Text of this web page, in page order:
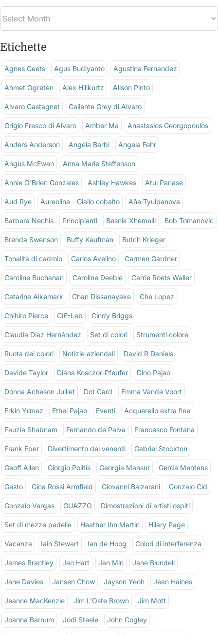
Etichette
Agnes Geets Agus Budiyanto Agustina Fernandez
Ahmet Ogreten Alex Hillkurtz Alison Pinto
Alvaro Castagnet Caliente Grey di Alvaro
Grigio Fresco di Alvaro Amber Ma Anastasios Georgopoulos
Anders Anderson Angela Barbi Angela Fehr
Angus McEwan Anna Marie Steffenson
Annie O'Brien Gonzales Ashley Hawkes Atul Panase
Aud Rye Aureolina - Giallo cobalto Aña Tyulpanova
Barbara Nechis Principianti Besnik Xhemaili Bob Tomanovic
Brenda Swenson Buffy Kaufman Butch Krieger
Tonalità di cadmio Carlos Avelino Carmen Gardner
Caroline Buchanan Caroline Deeble Carrie Roets Waller
Catarina Alkemark Chan Dissanayake Che Lopez
Chihiro Pierce CIE-Lab Cindy Briggs
Claudia Díaz Hernández Set di colori Strumenti colore
Ruota dei colori Notizie aziendali David R Daniels
Davide Taylor Diana Kosczor-Pfeufer Dino Pajao
Donna Acheson Juillet Dot Card Emma Vande Voort
Erkin Yılmaz Ethel Pajao Eventi Acquerello extra fine
Fauzia Shabnam Fernando de Paiva Francesco Fontana
Frank Eber Divertimento del venerdì Gabriel Stockton
Geoff Allen Giorgio Politis Georgia Mansur Gerda Mentens
Gesto Gina Rossi Armfield Giovanni Balzarani Gonzalo Cid
Gonzalo Vargas GUAZZO Dimostrazioni di artisti ospiti
Set di mezze padelle Heather Ihn Martin Hilary Page
Vacanza Iain Stewart Ian de Hoog Colori di interferenza
James Brantley Jan Hart Jan Min Jane Blundell
Jane Davies Jansen Chow Jayson Yeoh Jean Haines
Jeanne MacKenzie Jim L'Oste Brown Jim Mott
Joanna Barnum Jodi Steele John Cogley